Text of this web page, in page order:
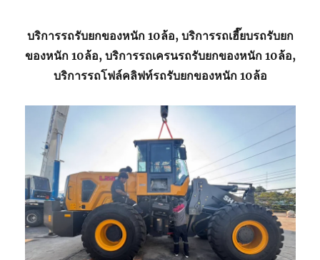
บริการรถรับยกของหนัก 10ล้อ, บริการรถเฮี๊ยบรถรับยก
ของหนัก 10ล้อ, บริการรถเครนรถรับยกของหนัก 10ล้อ,
บริการรถโฟล์คลิฟท์รถรับยกของหนัก 10ล้อ